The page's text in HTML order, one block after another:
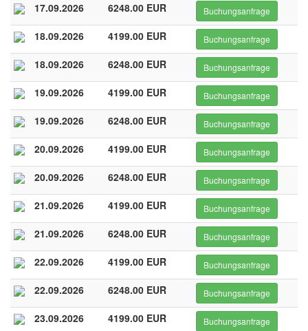
17.09.2026 6248.00 EUR Buchungsanfrage
18.09.2026 4199.00 EUR Buchungsanfrage
18.09.2026 6248.00 EUR Buchungsanfrage
19.09.2026 4199.00 EUR Buchungsanfrage
19.09.2026 6248.00 EUR Buchungsanfrage
20.09.2026 4199.00 EUR Buchungsanfrage
20.09.2026 6248.00 EUR Buchungsanfrage
21.09.2026 4199.00 EUR Buchungsanfrage
21.09.2026 6248.00 EUR Buchungsanfrage
22.09.2026 4199.00 EUR Buchungsanfrage
22.09.2026 6248.00 EUR Buchungsanfrage
23.09.2026 4199.00 EUR Buchungsanfrage